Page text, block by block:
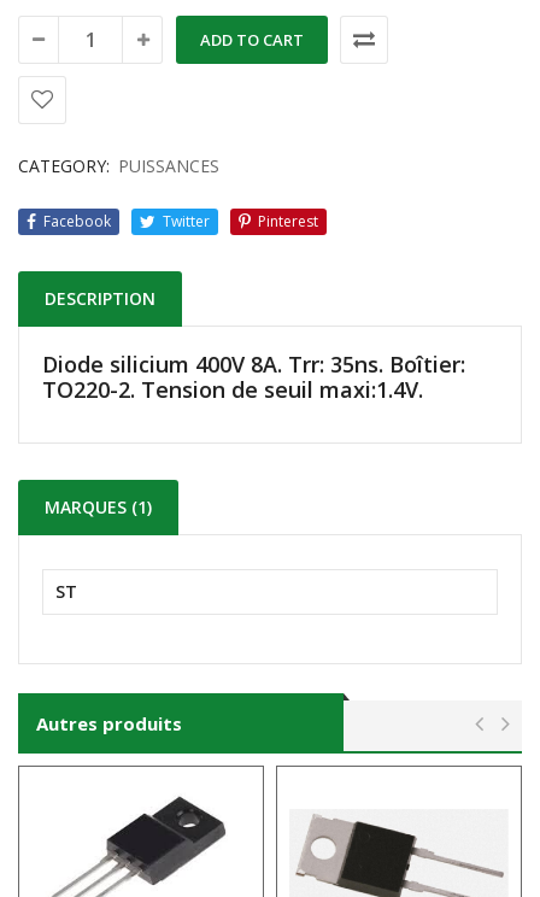
ADD TO CART
CATEGORY: PUISSANCES
Facebook Twitter Pinterest
DESCRIPTION
Diode silicium 400V 8A. Trr: 35ns. Boîtier:
TO220-2. Tension de seuil maxi:1.4V.
MARQUES (1)
ST
Autres produits